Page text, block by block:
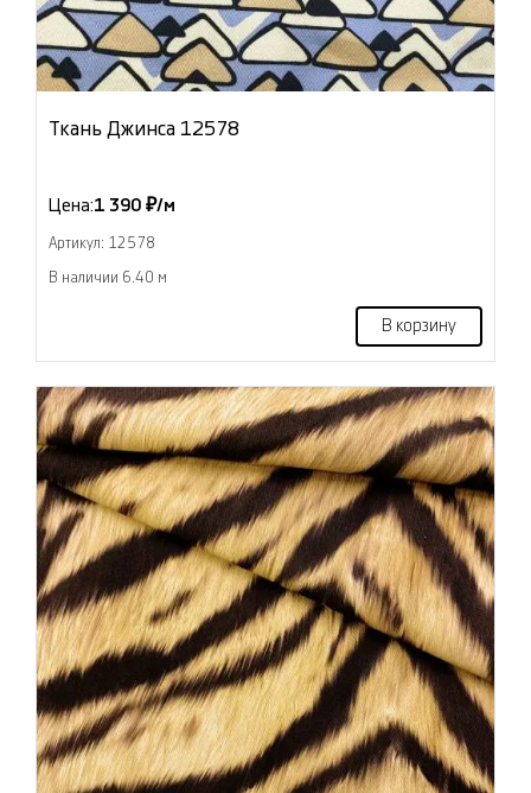
Ткань Джинса 12578
Цена:1 390 ₽/м
Артикул: 12578
В наличии 6.40 м
В корзину